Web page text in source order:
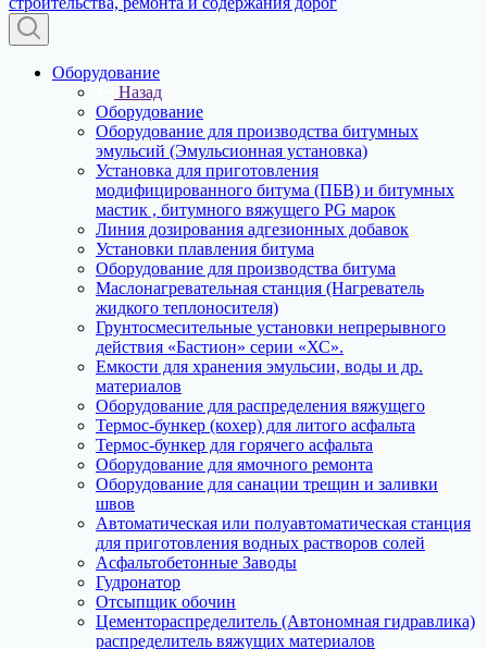
Оборудование
Назад
Оборудование
Оборудование для производства битумных
эмульсий (Эмульсионная установка)
Установка для приготовления
модифицированного битума (ПБВ) и битумных
мастик , битумного вяжущего PG марок
Линия дозирования адгезионных добавок
Установки плавления битума
Оборудование для производства битума
Маслонагревательная станция (Нагреватель
жидкого теплоносителя)
Грунтосмесительные установки непрерывного
действия «Бастион» серии «ХС».
Емкости для хранения эмульсии, воды и др.
материалов
Оборудование для распределения вяжущего
Термос-бункер (кохер) для литого асфальта
Термос-бункер для горячего асфальта
Оборудование для ямочного ремонта
Оборудование для санации трещин и заливки
швов
Автоматическая или полуавтоматическая станция
для приготовления водных растворов солей
Асфальтобетонные Заводы
Гудронатор
Отсыпщик обочин
Цементораспределитель (Автономная гидравлика)
распределитель вяжущих материалов